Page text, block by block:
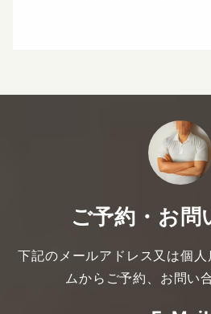
ご予約・お問
下記のメールアドレス又は個
ムからご予約、お問い